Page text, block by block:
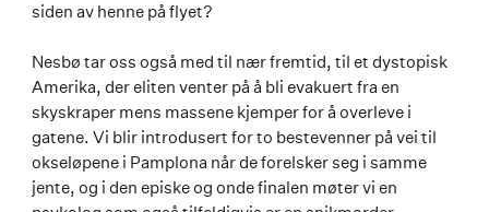
siden av henne på flyet?
Nesbø tar oss også med til nær fremtid, til et dystopisk
Amerika, der eliten venter på å bli evakuert fra en
skyskraper mens massene kjemper for å overleve i
gatene. Vi blir introdusert for to bestevenner på vei til
okseløpene i Pamplona når de forelsker seg i samme
jente, og i den episke og onde finalen møter vi en